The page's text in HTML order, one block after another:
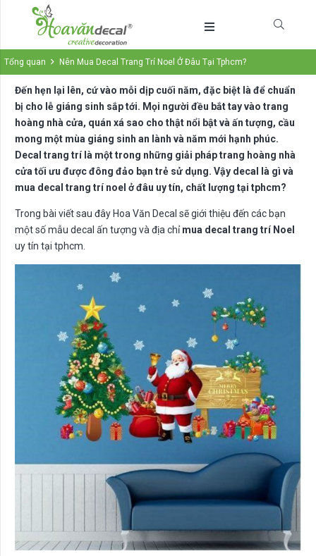
Tổng quan Nên Mua Decal Trang Trí Noel Ở Đâu Tại Tphcm?
Đến hẹn lại lên, cứ vào mỗi dịp cuối năm, đặc biệt là để chuẩn
bị cho lễ giáng sinh sắp tới. Mọi người đều bắt tay vào trang
hoàng nhà cửa, quán xá sao cho thật nổi bật và ấn tượng, cầu
mong một mùa giáng sinh an lành và năm mới hạnh phúc.
Decal trang trí là một trong những giải pháp trang hoàng nhà
cửa tối ưu được đông đảo bạn trẻ sử dụng. Vậy decal là gì và
mua decal trang trí noel ở đâu uy tín, chất lượng tại tphcm?
Trong bài viết sau đây Hoa Văn Decal sẽ giới thiệu đến các bạn
một số mẫu decal ấn tượng và địa chỉmua decal trang trí Noel
uy tín tại tphcm.